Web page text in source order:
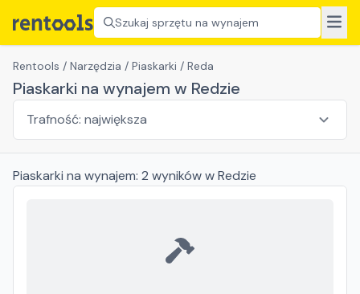
Szukaj sprzętu na wynajem
Rentools / Narzędzia / Piaskarki / Reda
Piaskarki na wynajem w Redzie
Piaskarki na wynajem: 2 wynikóww Redzie